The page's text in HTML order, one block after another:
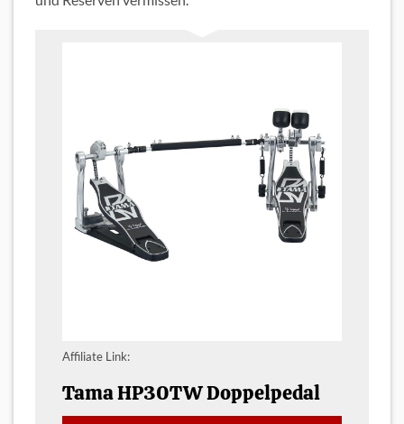
Affiliate Link:
Tama HP30TW Doppelpedal